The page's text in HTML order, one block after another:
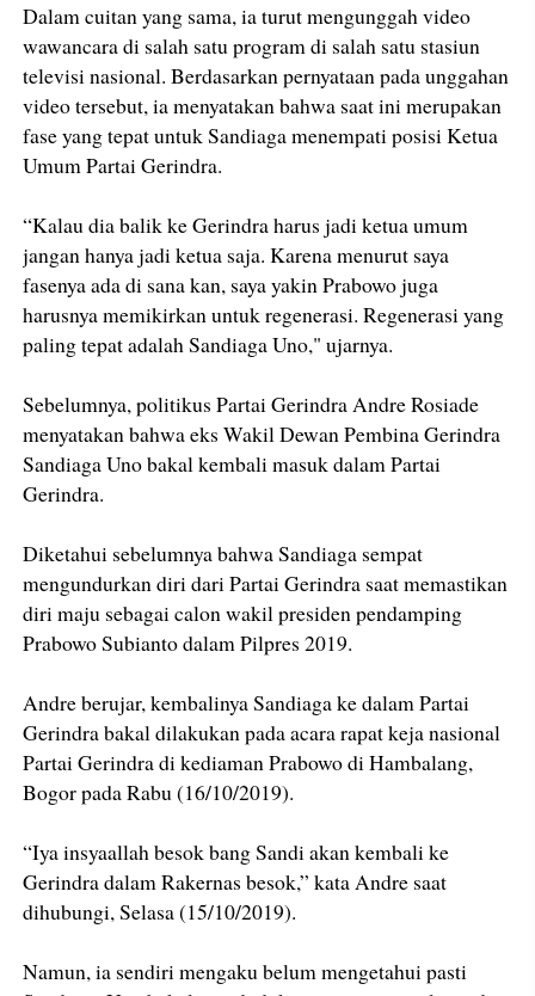
Dalam cuitan yang sama, ia turut mengunggah video
wawancara di salah satu program di salah satu stasiun
televisi nasional. Berdasarkan pernyataan pada unggahan
video tersebut, ia menyatakan bahwa saat ini merupakan
fase yang tepat untuk Sandiaga menempati posisi Ketua
Umum Partai Gerindra.
“Kalau dia balik ke Gerindra harus jadi ketua umum
jangan hanya jadi ketua saja. Karena menurut saya
fasenya ada di sana kan, saya yakin Prabowo juga
harusnya memikirkan untuk regenerasi. Regenerasi yang
paling tepat adalah Sandiaga Uno," ujarnya.
Sebelumnya, politikus Partai Gerindra Andre Rosiade
menyatakan bahwa eks Wakil Dewan Pembina Gerindra
Sandiaga Uno bakal kembali masuk dalam Partai
Gerindra.
Diketahui sebelumnya bahwa Sandiaga sempat
mengundurkan diri dari Partai Gerindra saat memastikan
diri maju sebagai calon wakil presiden pendamping
Prabowo Subianto dalam Pilpres 2019.
Andre berujar, kembalinya Sandiaga ke dalam Partai
Gerindra bakal dilakukan pada acara rapat keja nasional
Partai Gerindra di kediaman Prabowo di Hambalang,
Bogor pada Rabu (16/10/2019).
“Iya insyaallah besok bang Sandi akan kembali ke
Gerindra dalam Rakernas besok,” kata Andre saat
dihubungi, Selasa (15/10/2019).
Namun, ia sendiri mengaku belum mengetahui pasti